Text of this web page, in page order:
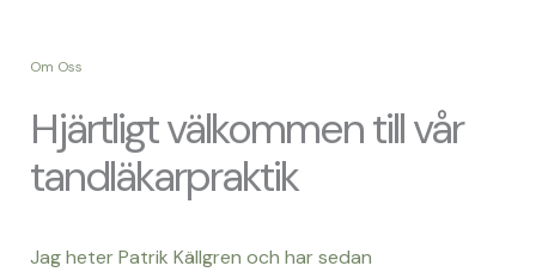
Om Oss
Hjärtligt välkommen till vår
tandläkarpraktik
Jag heter Patrik Källgren och har sedan